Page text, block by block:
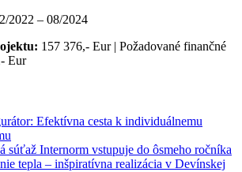
2022 – 08/2024
157 376,- Eur | Požadované finančné
Eur
Efektívna cesta k individuálnemu
súťaž Internorm vstupuje do ôsmeho ročníka
tepla – inšpiratívna realizácia v Devínskej